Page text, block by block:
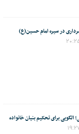
در سیره امام حسین(ع)
الگویی برای تحکیم بنیان خانواده